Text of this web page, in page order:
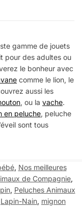
gamme de jouets
pour des adultes ou
le bonheur avec
comme le lion, le
aussi les
, ou la vache.
en peluche, peluche
sont tous
, Nos meilleures
de Compagnie,
, Peluches Animaux
Lapin-Nain, mignon